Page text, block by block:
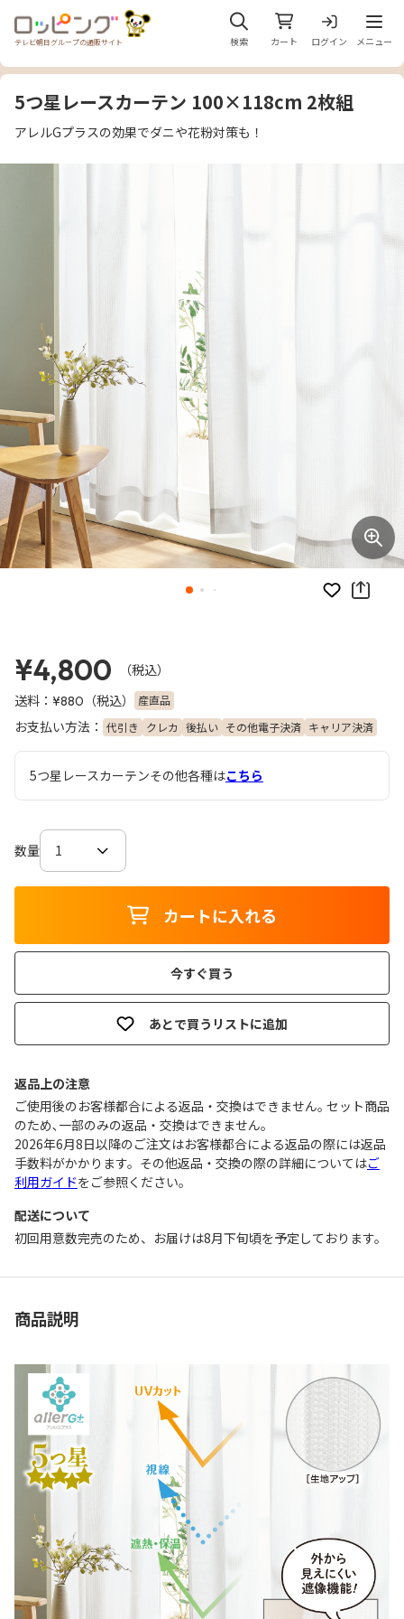
テレビ朝日グループの通販サイト 検索 カート ログイン
メニ
メニュー
お気に入り
5つ星レースカーテン 100×118cm 2枚組
アレルGプラスの効果でダニや花粉対策も！
¥4,800
（税込）
送料： ¥880 （税込） 産直品
お支払い方法： 代引き クレカ 後払い その他電子決済 キャリア決済
5つ星レースカーテンその他各種はこちら
数量
カートに入れる
今すぐ買う
あとで買うリストに追加
返品上の注意
ご使用後のお客様都合による返品・交換はできません｡ セット商品
のため､一部のみの返品・交換はできません｡
2026年6月8日以降のご注文はお客様都合による返品の際には返品
手数料がかかります。その他返品・交換の際の詳細についてはご
利用ガイドをご参照ください。
配送について
初回用意数完売のため、お届けは8月下旬頃を予定しております。
商品説明